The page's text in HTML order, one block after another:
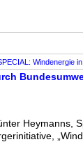
Windenergie
Heymanns,